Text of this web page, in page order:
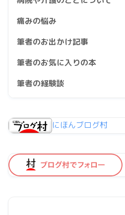
痛みの悩み
筆者のお出かけ記事
筆者のお気に入りの本
筆者の経験談
にほんブログ村